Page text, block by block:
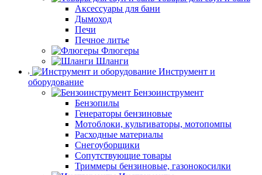
Аксессуары для бани
Дымоход
Печи
Печное литье
Флюгеры
Шланги
Инструмент и
оборудование
Бензоинструмент
Бензопилы
Генераторы бензиновые
Мотоблоки, культиваторы, мотопомпы
Расходные материалы
Снегоуборщики
Сопутствующие товары
Триммеры бензиновые, газонокосилки